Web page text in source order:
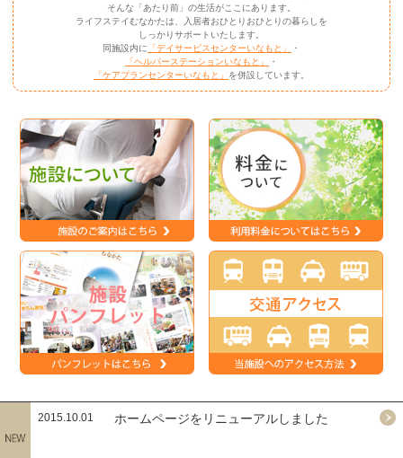
そんな「あたり前」の生活がここにあります。
ライフステイむなかたは、入居者おひとりおひとりの暮らしを
しっかりサポートいたします。
同施設内に 「デイサービスセンターいなもと」
・
「ヘルパーステーションいなもと」
・
「ケアプランセンターいなもと」 を併設しています。
2015.10.01 ホームページをリニューアルしました